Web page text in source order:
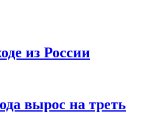
из России
вырос на треть